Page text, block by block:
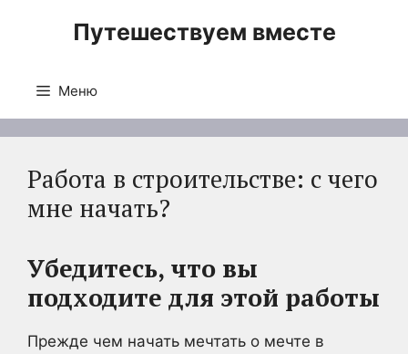
Путешествуем вместе
Меню
Работа в строительстве: с чего
мне начать?
Убедитесь, что вы
подходите для этой работы
Прежде чем начать мечтать о мечте в